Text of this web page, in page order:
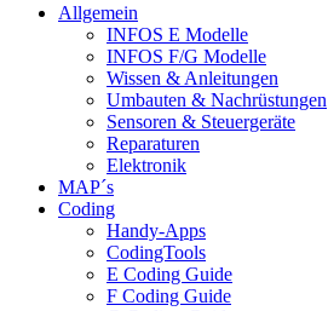
Allgemein
INFOS E Modelle
INFOS F/G Modelle
Wissen & Anleitungen
Umbauten & Nachrüstungen
Sensoren & Steuergeräte
Reparaturen
Elektronik
MAP´s
Coding
Handy-Apps
CodingTools
E Coding Guide
F Coding Guide